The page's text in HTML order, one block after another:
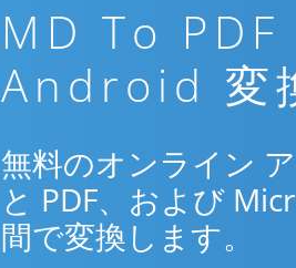
MD To PDF
Android 変
無料のオンライン
と PDF、および
間で変換します。